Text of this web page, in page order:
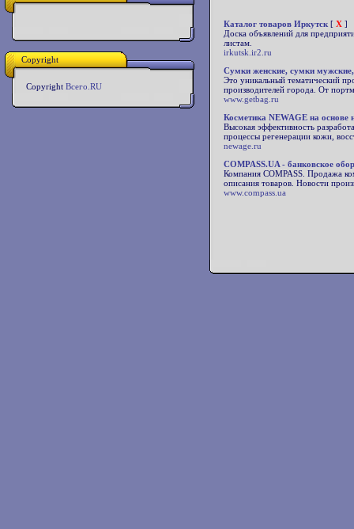
Copyright
Copyright Всего.RU
Каталог товаров Иркутск [ X ]
Доска объявлений для
листам.
irkutsk.ir2.ru
Сумки женские, сумки
Это уникальный тематический
производителей города. От
www.getbag.ru
Косметика NEWAGE на основе
Высокая эффективность
процессы регенерации кожи,
newage.ru
COMPASS.UA - банковское
Компания COMPASS. Продажа
описания товаров. Новости
www.compass.ua